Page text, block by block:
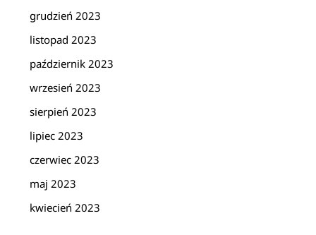
grudzień 2023
listopad 2023
październik 2023
wrzesień 2023
sierpień 2023
lipiec 2023
czerwiec 2023
maj 2023
kwiecień 2023